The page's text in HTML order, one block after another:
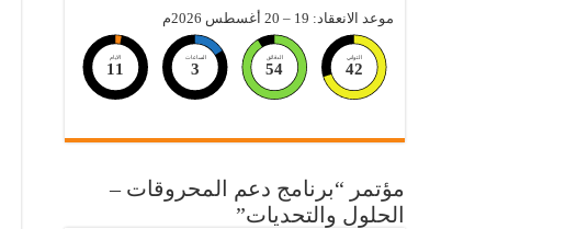
موعد الانعقاد: 19 – 20 أغسطس 2026م
الايام
11
الساعات
3
الدقائق
54
الثواني
41
مؤتمر “برنامج دعم المحروقات –
الحلول والتحديات”